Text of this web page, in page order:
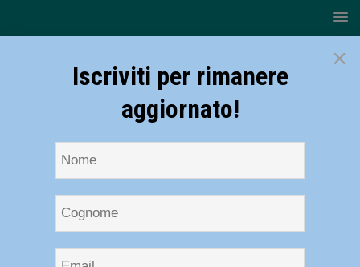
×
Iscriviti per rimanere
aggiornato!